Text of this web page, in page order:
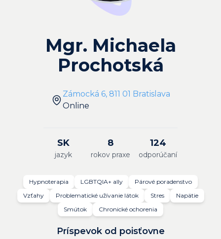
Mgr. Michaela
Prochotská
Zámocká 6, 811 01 Bratislava
Online
SK
jazyk
8
rokov praxe
124
odporúčaní
Hypnoterapia LGBTQIA+ ally
Párové poradenstvo
Vzťahy
Problematické užívanie látok Stres
Napätie
Smútok
Chronické ochorenia
Príspevok od poisťovne